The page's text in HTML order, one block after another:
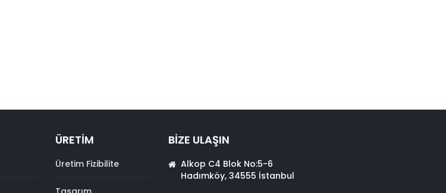
ÜRETİM
Üretim Fizibilite
BİZE ULAŞIN
Alkop C4 Blok No:5-6
Hadımköy, 34555 İstanbul